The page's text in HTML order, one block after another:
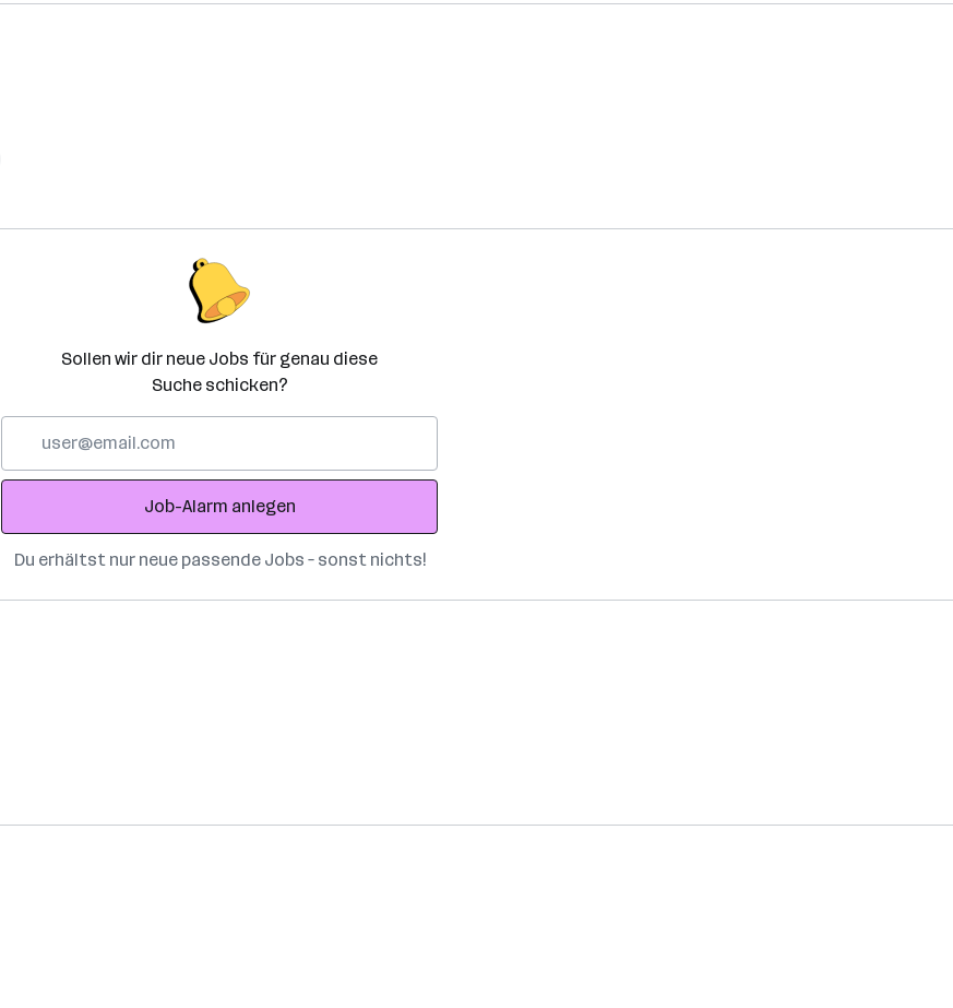
Sollen wir dir neue Jobs für genau diese
Suche schicken?
Adresse
Job-Alarm anlegen
Du erhältst nur neue passende Jobs – sonst nichts!